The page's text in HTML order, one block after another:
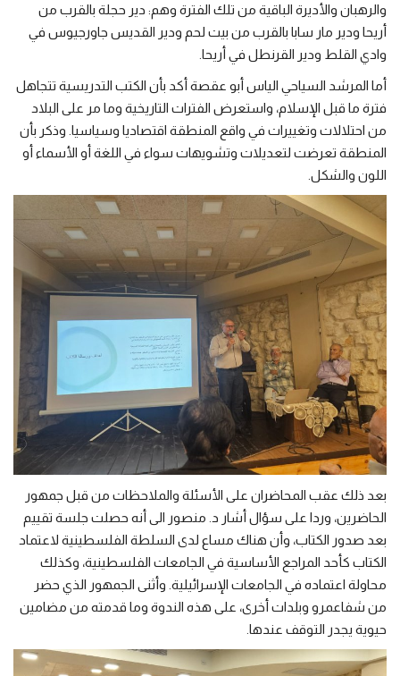
والرهبان والأديرة الباقية من تلك الفترة وهم: دير حجلة بالقرب من
أريحا ودير مار سابا بالقرب من بيت لحم ودير القديس جاورجيوس في
وادي القلط ودير القرنطل في أريحا.
أما المرشد السياحي الياس أبو عقصة أكد بأن الكتب التدريسية تتجاهل
فترة ما قبل الإسلام، واستعرض الفترات التاريخية وما مر على البلاد
من احتلالات وتغييرات في واقع المنطقة اقتصاديا وسياسيا. وذكر بأن
المنطقة تعرضت لتعديلات وتشويهات سواء في اللغة أو الأسماء أو
اللون والشكل.
بعد ذلك عقب المحاضران على الأسئلة والملاحظات من قبل جمهور
الحاضرين، وردا على سؤال أشار د. منصور الى أنه حصلت جلسة تقييم
بعد صدور الكتاب، وأن هناك مساع لدى السلطة الفلسطينية لاعتماد
الكتاب كأحد المراجع الأساسية في الجامعات الفلسطينية، وكذلك
محاولة اعتماده في الجامعات الإسرائيلية. وأثنى الجمهور الذي حضر
من شفاعمرو وبلدات أخرى، على هذه الندوة وما قدمته من مضامين
حيوية يجدر التوقف عندها.